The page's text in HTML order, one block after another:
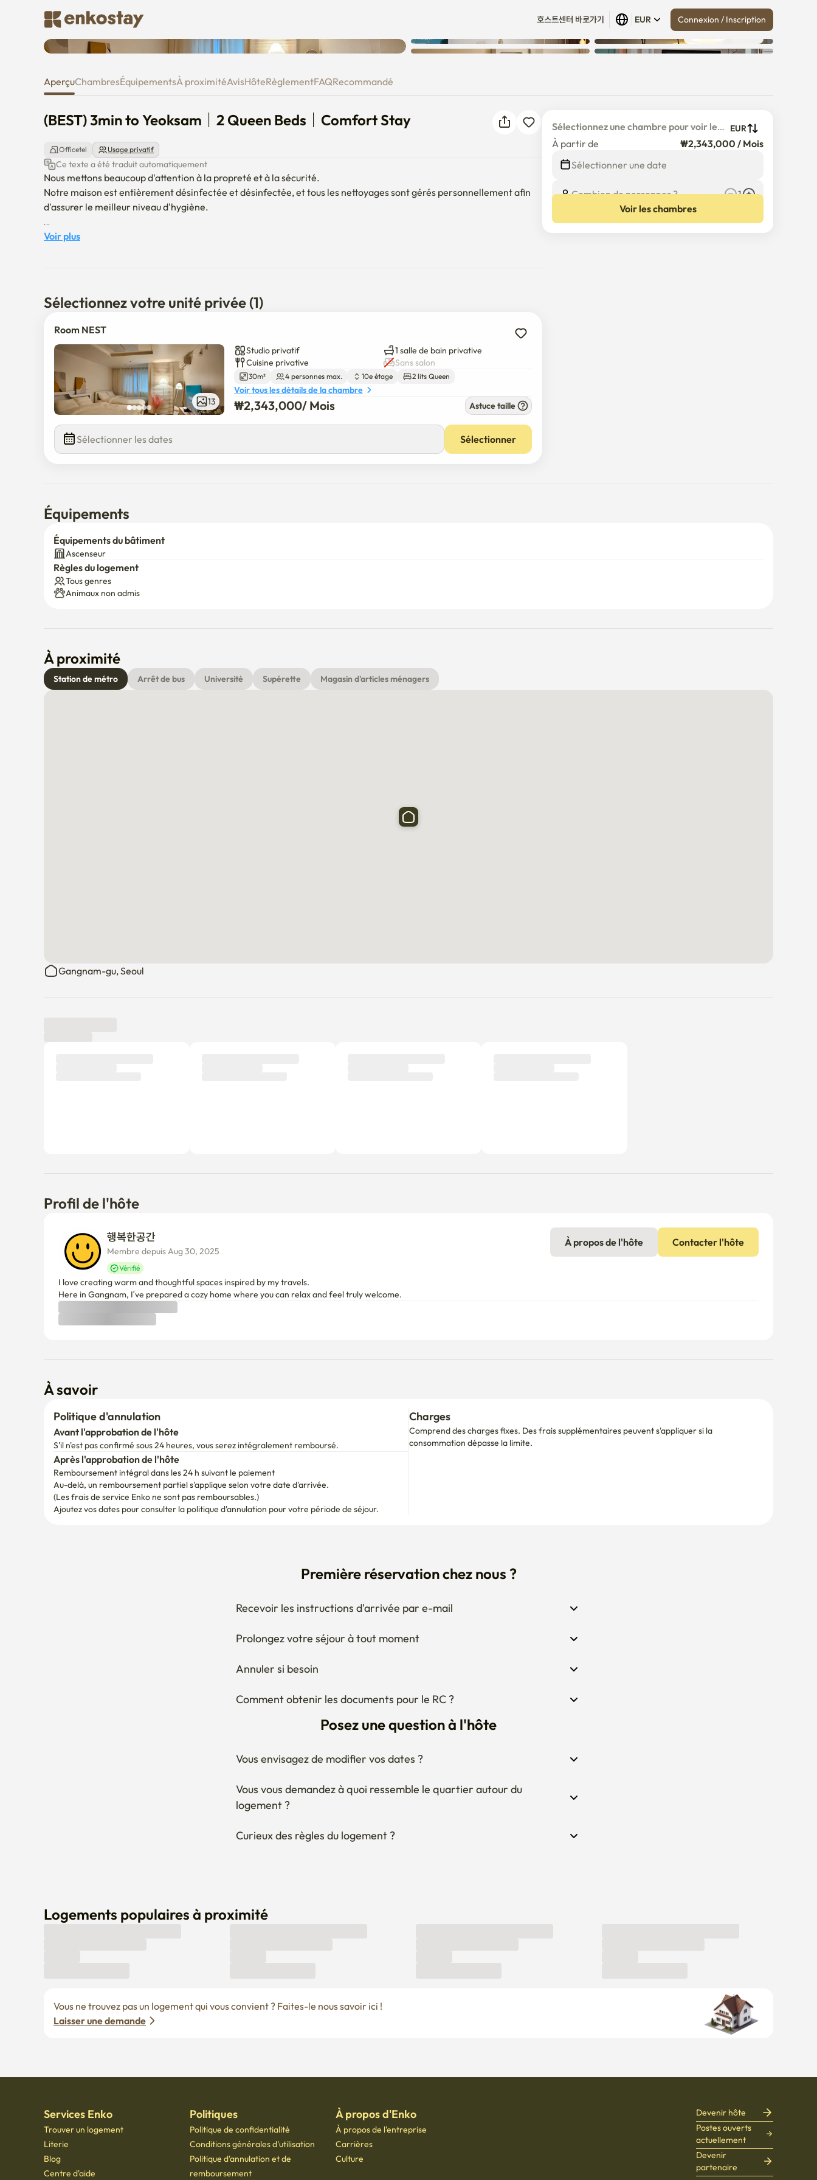
호스트센터 바로가기 EUR Connexion / Inscription
(BEST) 3min to Yeoksam｜2 Queen Beds｜Comfort Stay
Tout afficher (8)
AperçuChambresÉquipementsÀ proximitéAvisHôteRèglementFAQRecommandé
(BEST) 3min to Yeoksam｜2 Queen Beds｜Comfort Stay
Officetel Usage privatif
Ce texte a été traduit automatiquement
Nous mettons beaucoup d'attention à la propreté et à la sécurité.
Notre maison est entièrement désinfectée et désinfectée, et tous les nettoyages sont gérés personnellement afin
d'assurer le meilleur niveau d'hygiène.
Nous sommes heureux de vous accueillir dans notre maison confortable et confortable — vous êtes toujours les
La maison est idéalement située près de la gare de Gangnam (sortie 1) et de la gare de Yeoksam (sortie 3), à environ
5 minutes à pied.
L'espace est entièrement équipé de tous les éléments essentiels à la vie quotidienne, de sorte que vous pouvez
simplement vous apporter et profiter de votre séjour.
(Veuillez noter : L'intérieur peut différer légèrement des photos.)
Voir plus
Sélectionnez votre unité privée (1)
Room NEST
13
Studio privatif
1 salle de bain privative
Cuisine privative
Sans salon
30m² 4 personnes max. 10e étage 2 lits Queen
Voir tous les détails de la chambre
₩2,343,000/ Mois Astuce taille
Sélectionner les dates Sélectionner
Sélectionnez une chambre pour voir le
prix détaillé
EUR
À partir de
₩2,343,000 / Mois
Sélectionner une date
Combien de personnes ?
1
Voir les chambres
Équipements
Équipements du bâtiment
Ascenseur
Règles du logement
Tous genres
Animaux non admis
À proximité
Station de métro Arrêt de bus Université Supérette Magasin d'articles ménagers
Gangnam-gu, Seoul
Profil de l'hôte
Membre depuis Aug 30, 2025
Vérifié
À propos de l'hôte Contacter l'hôte
I love creating warm and thoughtful spaces inspired by my travels.
Here in Gangnam, I’ve prepared a cozy home where you can relax and feel truly welcome.
À savoir
Politique d'annulation
Avant l'approbation de l'hôte
S'il n'est pas confirmé sous 24 heures, vous serez intégralement remboursé.
Après l'approbation de l'hôte
Remboursement intégral dans les 24 h suivant le paiement
Au-delà, un remboursement partiel s'applique selon votre date d'arrivée.
(Les frais de service Enko ne sont pas remboursables.)
Ajoutez vos dates pour consulter la politique d'annulation pour votre période de séjour.
Charges
Comprend des charges fixes. Des frais supplémentaires peuvent s'appliquer si la
consommation dépasse la limite.
Première réservation chez nous ?
Recevoir les instructions d'arrivée par e-mail
Prolongez votre séjour à tout moment
Annuler si besoin
Comment obtenir les documents pour le RC ?
Posez une question à l'hôte
Vous envisagez de modifier vos dates ?
Vous vous demandez à quoi ressemble le quartier autour du
logement ?
Curieux des règles du logement ?
Logements populaires à proximité
Vous ne trouvez pas un logement qui vous convient ? Faites-le nous savoir ici !
Laisser une demande
Services Enko
Trouver un logement
Literie
Blog
Centre d'aide
Politiques
Politique de confidentialité
Conditions générales d'utilisation
Politique d'annulation et de
remboursement
À propos d'Enko
À propos de l'entreprise
Carrières
Culture
Devenir hôte
Postes ouverts
actuellement
Devenir
partenaire